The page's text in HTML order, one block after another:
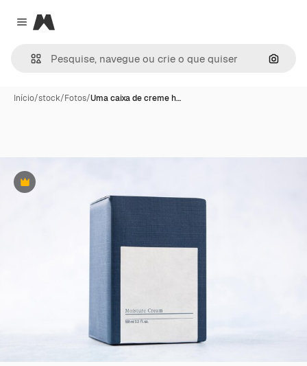
Close menu
Magnific
Início/stock/Fotos/Uma caixa de creme h…
Premium